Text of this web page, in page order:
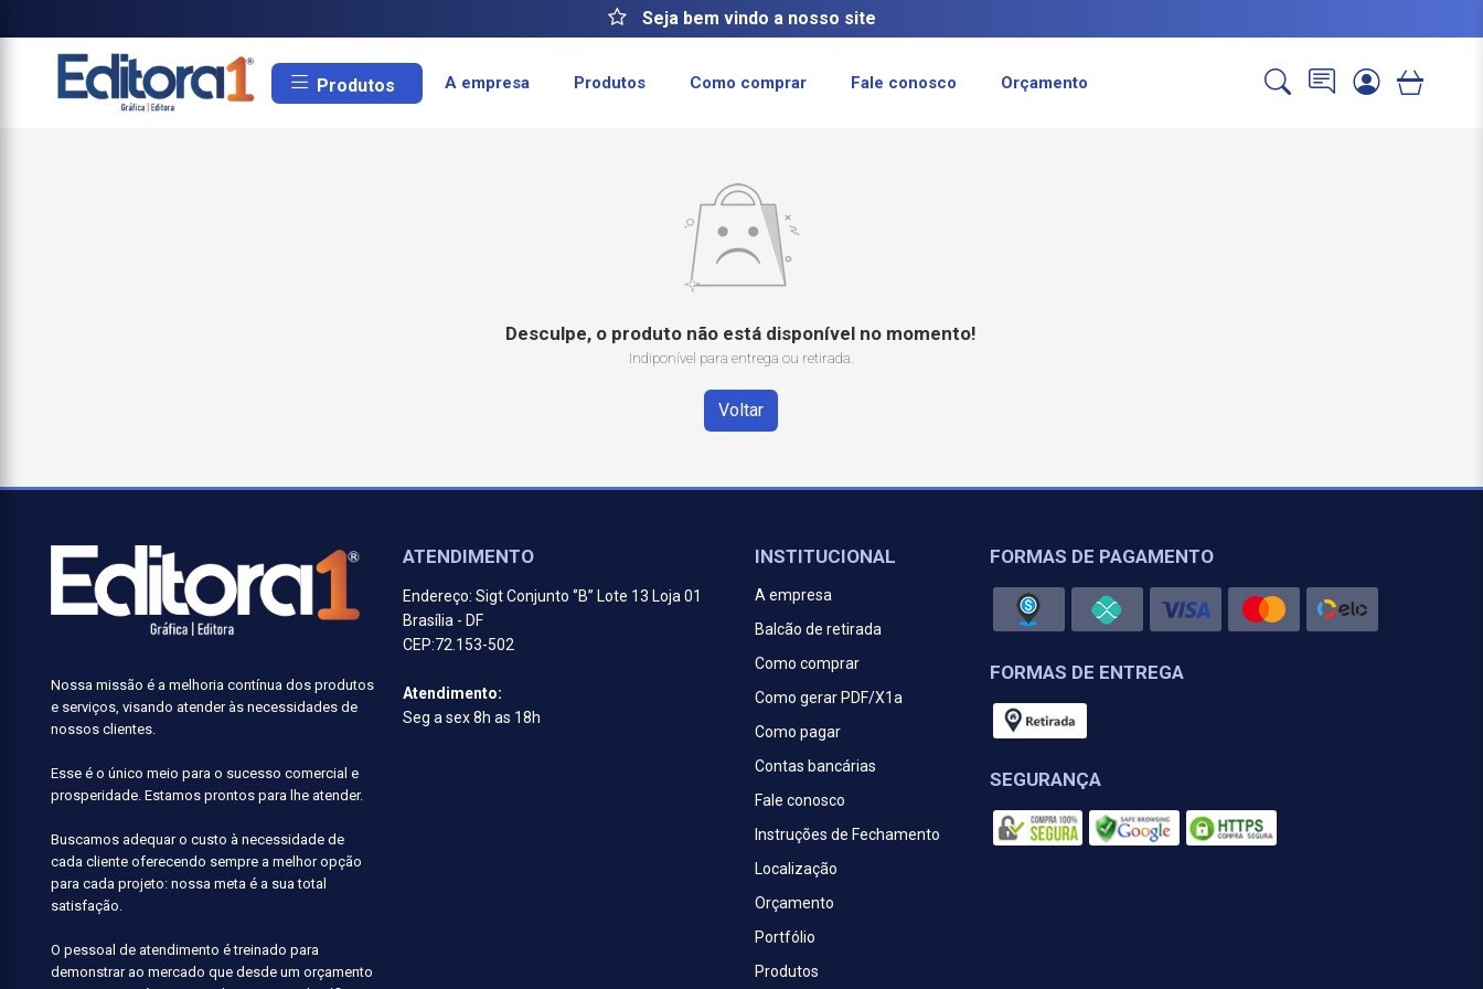
Seja bem vindo a nosso site
Produtos A empresa Produtos Como comprar Fale conosco Orçamento
Desculpe, o produto não está disponível no momento!
Indiponível para entrega ou retirada.
Voltar
Nossa missão é a melhoria contínua dos produtos
e serviços, visando atender às necessidades de
nossos clientes.
Esse é o único meio para o sucesso comercial e
prosperidade. Estamos prontos para lhe atender.
Buscamos adequar o custo à necessidade de
cada cliente oferecendo sempre a melhor opção
para cada projeto: nossa meta é a sua total
satisfação.
O pessoal de atendimento é treinado para
demonstrar ao mercado que desde um orçamento
ATENDIMENTO
Endereço: Sigt Conjunto ‘’B’’ Lote 13 Loja 01
Brasília - DF
CEP:72.153-502
Atendimento:
Seg a sex 8h as 18h
INSTITUCIONAL
A empresa
Balcão de retirada
Como comprar
Como gerar PDF/X1a
Como pagar
Contas bancárias
Fale conosco
Instruções de Fechamento
Localização
Orçamento
Portfólio
Produtos
FORMAS DE PAGAMENTO
FORMAS DE ENTREGA
SEGURANÇA